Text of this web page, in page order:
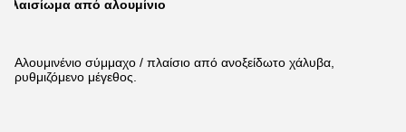
Πλαισίωμα από αλουμίνιο
Αλουμινένιο σύμμαχο / πλαίσιο από ανοξείδωτο χάλυβα,
ρυθμιζόμενο μέγεθος.